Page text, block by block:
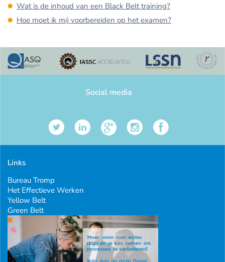
Wat is de inhoud van een Black Belt training?
Hoe moet ik mij voorbereiden op het examen?
Social media
Links
Bureau Tromp
Het Effectieve Werken
Yellow Belt
Green Belt